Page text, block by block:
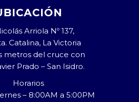
Arriola Nº 137,
Catalina, La Victoria
metros del cruce con
Prado – San Isidro.
Horarios
– 8:00AM a 5:00PM